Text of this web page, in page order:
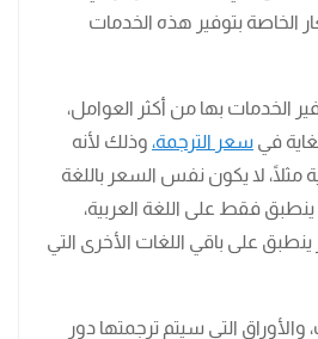
الخاصة بتوفير هذه الخدمات
الخدمات بها من أكثر العوامل،
في سعر الترجمة، وذلك لأنه
مثلًا، لا يكون نفس السعر باللغة
ينطبق فقط على اللغة العربية،
ينطبق على باقي اللغات الأخرى التي
التي سيتم ترجمتها دور